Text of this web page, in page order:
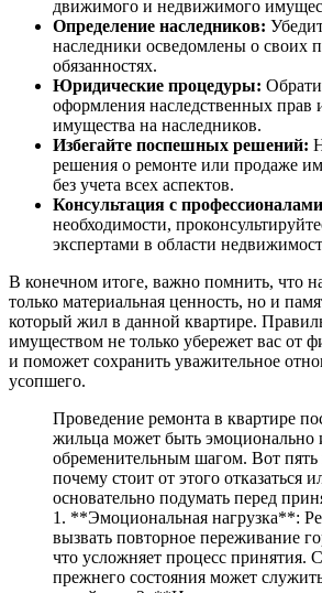
движимого и недвижимого
Определение наследников:
наследники осведомлены о своих
обязанностях.
Юридические процедуры:
оформления наследственных прав
имущества на наследников.
Избегайте поспешных решений:
решения о ремонте или продаже
без учета всех аспектов.
Консультация с
необходимости,
экспертами в области
В конечном итоге, важно помнить, что
только материальная ценность, но и
который жил в данной квартире.
имуществом не только убережет вас от
и поможет сохранить уважительное
усопшего.
Проведение ремонта в квартире
жильца может быть эмоционально
обременительным шагом. Вот
почему стоит от этого отказаться
основательно подумать перед
1. **Эмоциональная нагрузка**:
вызвать повторное переживание
что усложняет процесс принятия.
прежнего состояния может